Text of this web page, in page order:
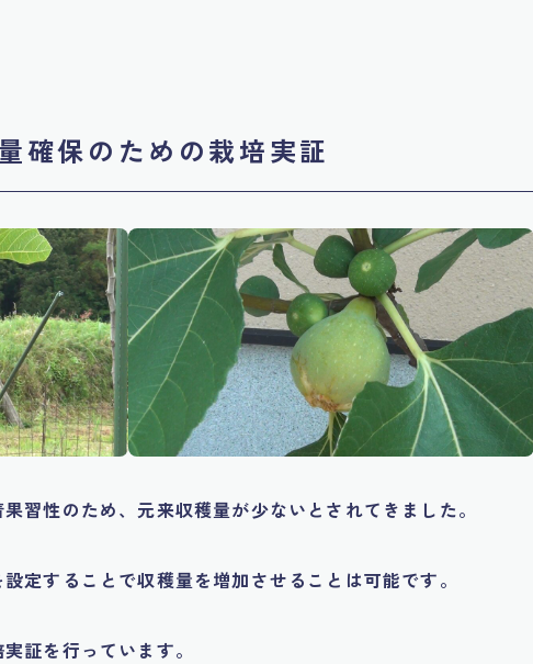
確保のための栽培実証
習性のため、元来収穫量が少ないとされてきました。
定することで収穫量を増加させることは可能です。
証を行っています。